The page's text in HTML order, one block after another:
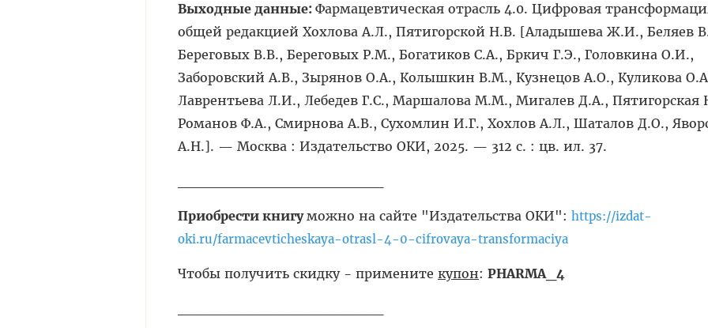
Выходные данные: Фармацевтическая отрасль 4.0. Цифровая
общей редакцией Хохлова А.Л., Пятигорской Н.В. [Аладышева Ж.И., Беляев
Береговых В.В., Береговых Р.М., Богатиков С.А., Бркич Г.Э., Головкина О.И.,
Заборовский А.В., Зырянов О.А., Колышкин В.М., Кузнецов А.О., Куликова
Лаврентьева Л.И., Лебедев Г.С., Маршалова М.М., Мигалев Д.А., Пятигорская
Романов Ф.А., Смирнова А.В., Сухомлин И.Г., Хохлов А.Л., Шаталов Д.О.,
А.Н.]. — Москва : Издательство ОКИ, 2025. — 312 с. : цв. ил. 37.
Приобрести книгуможно на сайте "Издательства ОКИ": https://izdat-
oki.ru/farmacevticheskaya-otrasl-4-0-cifrovaya-transformaciya
Чтобы получить скидку - примените купон: PHARMA_4